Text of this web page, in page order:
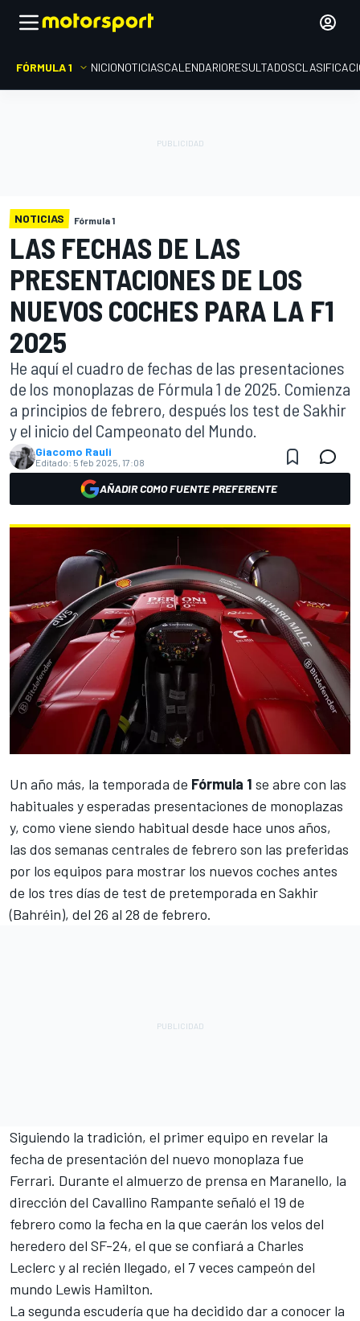
FÓRMULA 1 INICIONOTICIASCALENDARIORESULTADOS
NOTICIAS Fórmula 1
LAS FECHAS DE LAS
PRESENTACIONES DE LOS
NUEVOS COCHES PARA LA F1
2025
He aquí el cuadro de fechas de las presentaciones
de los monoplazas de Fórmula 1 de 2025. Comienza
a principios de febrero, después los test de Sakhir
y el inicio del Campeonato del Mundo.
Giacomo Rauli
Editado: 5 feb 2025, 17:08
AÑADIR COMO FUENTE PREFERENTE
Un año más, la temporada de Fórmula 1 se abre con las
habituales y esperadas presentaciones de monoplazas
y, como viene siendo habitual desde hace unos años,
las dos semanas centrales de febrero son las preferidas
por los equipos para mostrar los nuevos coches antes
de los tres días de test de pretemporada en Sakhir
(Bahréin), del 26 al 28 de febrero.
Siguiendo la tradición, el primer equipo en revelar la
fecha de presentación del nuevo monoplaza fue
Ferrari. Durante el almuerzo de prensa en Maranello, la
dirección del Cavallino Rampante señaló el 19 de
febrero como la fecha en la que caerán los velos del
heredero del SF-24, el que se confiará a Charles
Leclerc y al recién llegado, el 7 veces campeón del
mundo Lewis Hamilton.
La segunda escudería que ha decidido dar a conocer la